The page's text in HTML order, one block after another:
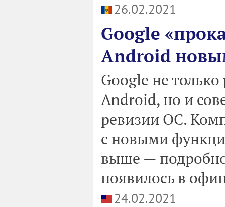
26.02.2021
Google
Android
Google не
Android, но и
ревизии ОС.
с новыми
выше —
появилось в
24.02.2021